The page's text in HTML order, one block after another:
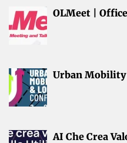
OLMeet |
Urban Mobility
AI Che Crea